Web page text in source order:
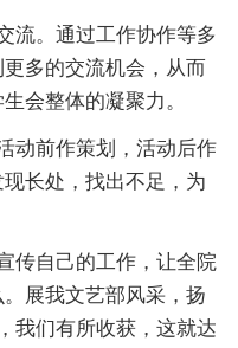
。通过工作协作等多
多的交流机会，从而
会整体的凝聚力。
前作策划，活动后作
长处，找出不足，为
自己的工作，让全院
展我文艺部风采，扬
我们有所收获，这就达